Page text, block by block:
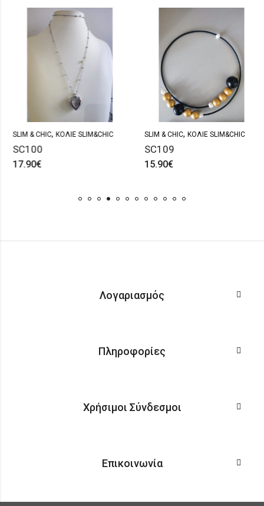
SLIM & CHIC,ΚΟΛΙΈ SLIM&CHIC
SC100
17.90€
SLIM & CHIC,ΚΟΛΙΈ SLIM&CHIC
SC109
15.90€
Λογαριασμός
Πληροφορίες
Χρήσιμοι Σύνδεσμοι
Επικοινωνία